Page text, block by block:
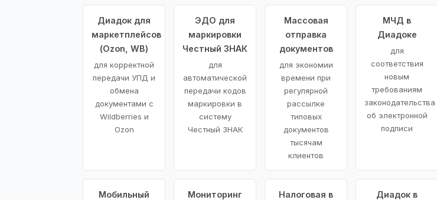
Диадок для
маркетплейсов
(Ozon, WB)
для корректной
передачи УПД и
обмена
документами с
Wildberries и
Ozon
ЭДО для
маркировки
Честный ЗНАК
для
автоматической
передачи кодов
маркировки в
систему
Честный ЗНАК
Массовая
отправка
документов
для экономии
времени при
регулярной
рассылке
типовых
документов
тысячам
клиентов
МЧД в
Диадоке
для
соответствия
новым
требованиям
законодательства
об электронной
подписи
Мобильный
Мониторинг
Налоговая в
Диадок в